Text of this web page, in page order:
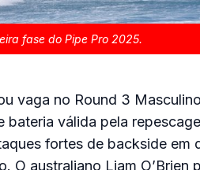
fase do Pipe Pro 2025.
vaga no Round 3
bateria válida pela
fortes de backside em
O australiano Liam O’Brien